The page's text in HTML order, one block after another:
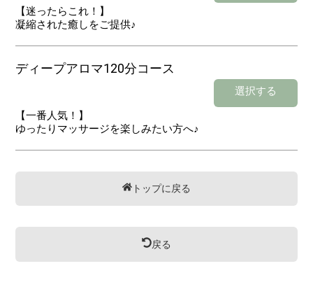
【迷ったらこれ！】
凝縮された癒しをご提供♪
ディープアロマ120分コース
選択する
【一番人気！】
ゆったりマッサージを楽しみたい方へ♪
トップに戻る
戻る